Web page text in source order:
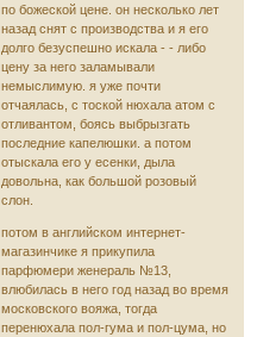
по божеской цене. он несколько лет
назад снят с производства и я его
долго безуспешно искала - - либо
цену за него заламывали
немыслимую. я уже почти
отчаялась, с тоской нюхала атом с
отливантом, боясь выбрызгать
последние капелюшки. а потом
отыскала его у есенки, дыла
довольна, как большой розовый
слон.
потом в английском интернет-
магазинчике я прикупила
парфюмери женераль №13,
влюбилась в него год назад во время
московского вояжа, тогда
перенюхала пол-гума и пол-цума, но